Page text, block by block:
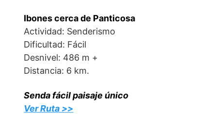
Ibones cerca de Panticosa
Actividad: Senderismo
Dificultad: Fácil
Desnivel: 486 m +
Distancia: 6 km.
Senda fácil paisaje único
Ver Ruta >>